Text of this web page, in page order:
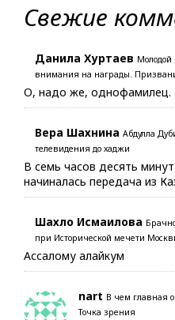
Свежие
Данила Хуртаев
внимания на награды.
О, надо же, однофамилец.
Вера Шахнина Абдулла
телевидения до хаджи
В семь часов десять
начиналась передача из
Шахло Исмаилова
при Исторической мечети
Ассалому алайкум
nart В чем главная
Точка зрения